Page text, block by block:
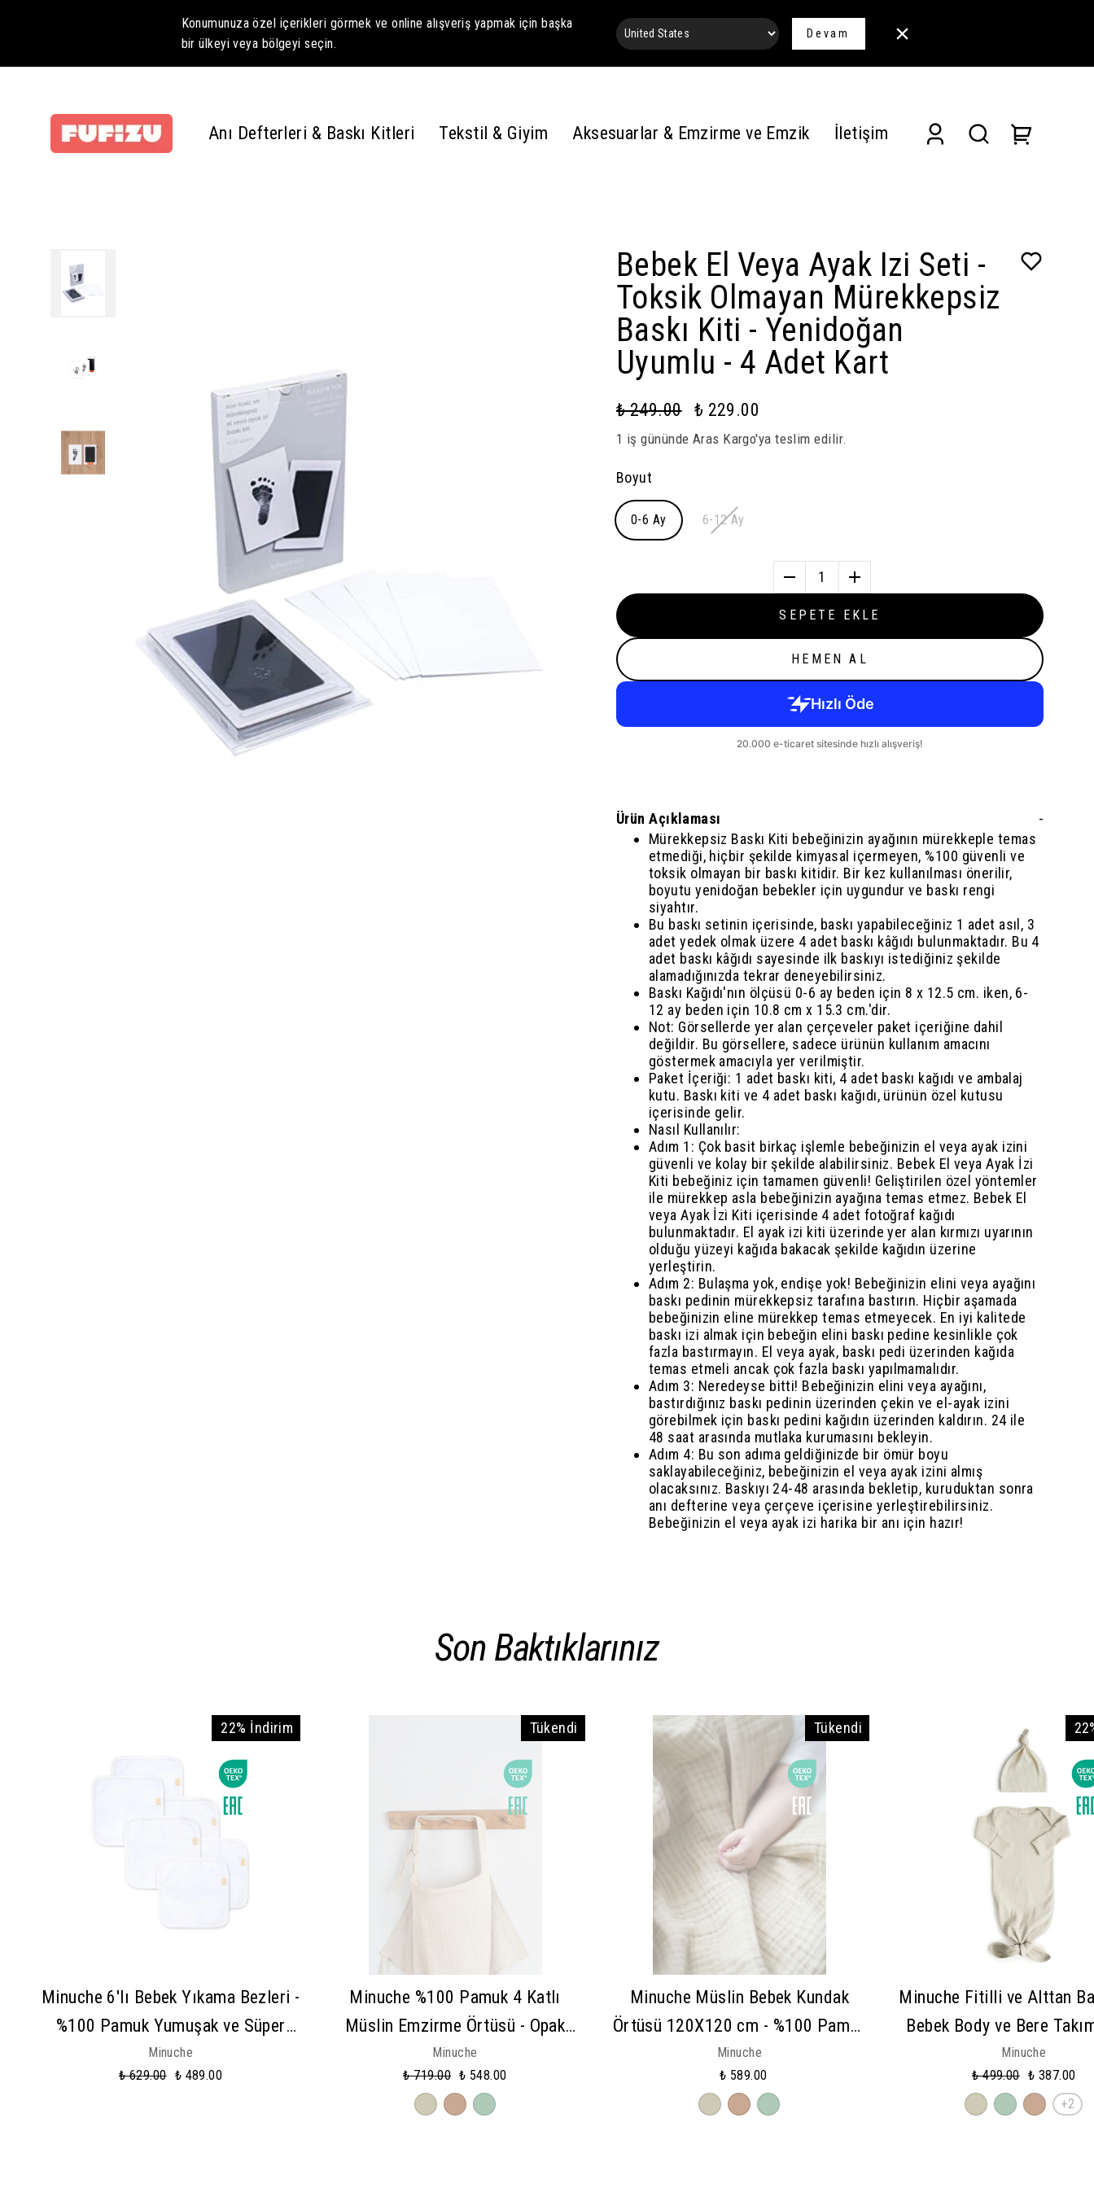
Konumunuza özel içerikleri görmek ve online alışveriş yapmak için başka
bir ülkeyi veya bölgeyi seçin.
Devam
Anı Defterleri & Baskı Kitleri Tekstil & Giyim Aksesuarlar & Emzirme ve Emzik İletişim
Bebek El Veya Ayak Izi Seti -
Toksik Olmayan Mürekkepsiz
Baskı Kiti - Yenidoğan
Uyumlu - 4 Adet Kart
₺ 249.00 ₺ 229.00
1 iş gününde Aras Kargo'ya teslim edilir.
Boyut
0-6 Ay 6-12 Ay
1
SEPETE EKLE
HEMEN AL
Ürün Açıklaması
-
Mürekkepsiz Baskı Kiti bebeğinizin ayağının mürekkeple temas
etmediği, hiçbir şekilde kimyasal içermeyen, %100 güvenli ve
toksik olmayan bir baskı kitidir. Bir kez kullanılması önerilir,
boyutu yenidoğan bebekler için uygundur ve baskı rengi
siyahtır.
Bu baskı setinin içerisinde, baskı yapabileceğiniz 1 adet asıl, 3
adet yedek olmak üzere 4 adet baskı kâğıdı bulunmaktadır. Bu 4
adet baskı kâğıdı sayesinde ilk baskıyı istediğiniz şekilde
alamadığınızda tekrar deneyebilirsiniz.
Baskı Kağıdı'nın ölçüsü 0-6 ay beden için 8 x 12.5 cm. iken, 6-
12 ay beden için 10.8 cm x 15.3 cm.'dir.
Not: Görsellerde yer alan çerçeveler paket içeriğine dahil
değildir. Bu görsellere, sadece ürünün kullanım amacını
göstermek amacıyla yer verilmiştir.
Paket İçeriği: 1 adet baskı kiti, 4 adet baskı kağıdı ve ambalaj
kutu. Baskı kiti ve 4 adet baskı kağıdı, ürünün özel kutusu
içerisinde gelir.
Nasıl Kullanılır:
Adım 1: Çok basit birkaç işlemle bebeğinizin el veya ayak izini
güvenli ve kolay bir şekilde alabilirsiniz. Bebek El veya Ayak İzi
Kiti bebeğiniz için tamamen güvenli! Geliştirilen özel yöntemler
ile mürekkep asla bebeğinizin ayağına temas etmez. Bebek El
veya Ayak İzi Kiti içerisinde 4 adet fotoğraf kağıdı
bulunmaktadır. El ayak izi kiti üzerinde yer alan kırmızı uyarının
olduğu yüzeyi kağıda bakacak şekilde kağıdın üzerine
yerleştirin.
Adım 2: Bulaşma yok, endişe yok! Bebeğinizin elini veya ayağını
baskı pedinin mürekkepsiz tarafına bastırın. Hiçbir aşamada
bebeğinizin eline mürekkep temas etmeyecek. En iyi kalitede
baskı izi almak için bebeğin elini baskı pedine kesinlikle çok
fazla bastırmayın. El veya ayak, baskı pedi üzerinden kağıda
temas etmeli ancak çok fazla baskı yapılmamalıdır.
Adım 3: Neredeyse bitti! Bebeğinizin elini veya ayağını,
bastırdığınız baskı pedinin üzerinden çekin ve el-ayak izini
görebilmek için baskı pedini kağıdın üzerinden kaldırın. 24 ile
48 saat arasında mutlaka kurumasını bekleyin.
Adım 4: Bu son adıma geldiğinizde bir ömür boyu
saklayabileceğiniz, bebeğinizin el veya ayak izini almış
olacaksınız. Baskıyı 24-48 arasında bekletip, kuruduktan sonra
anı defterine veya çerçeve içerisine yerleştirebilirsiniz.
Bebeğinizin el veya ayak izi harika bir anı için hazır!
Son Baktıklarınız
22% İndirim
Minuche 6'lı Bebek Yıkama Bezleri -
%100 Pamuk Yumuşak ve Süper
Emici Örgü Yıkama Kesesi
Minuche
₺ 629.00 ₺ 489.00
Tükendi
Minuche %100 Pamuk 4 Katlı
Müslin Emzirme Örtüsü - Opak
Bebek Emzirme Önlüğü - Nefes
Alınabilir Yaka
Minuche
₺ 719.00 ₺ 548.00
Tükendi
Minuche Müslin Bebek Kundak
Örtüsü 120X120 cm - %100 Pamuk
4 Kat Müslin Bebek Battaniye
Minuche
₺ 589.00
Minuche Fitilli ve Alttan
Bebek Body ve Bere
Pamuk - Kolay Alt Açma
Minuche
₺ 499.00 ₺ 387.00
+2